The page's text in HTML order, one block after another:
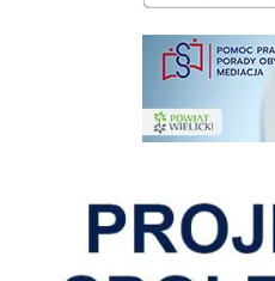
pomoc prawna wieliczka